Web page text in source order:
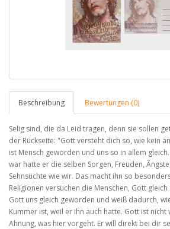
Beschreibung Bewertungen (0)
Selig sind, die da Leid tragen, denn sie sollen
der Rückseite: "Gott versteht dich so, wie kein
ist Mensch geworden und uns so in allem
war hatte er die selben Sorgen, Freuden,
Sehnsüchte wie wir. Das macht ihn so
Religionen versuchen die Menschen, Gott gleich
Gott uns gleich geworden und weiß dadurch,
Kummer ist, weil er ihn auch hatte. Gott ist nicht
Ahnung, was hier vorgeht. Er will direkt bei dir